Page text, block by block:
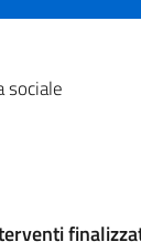
sociale